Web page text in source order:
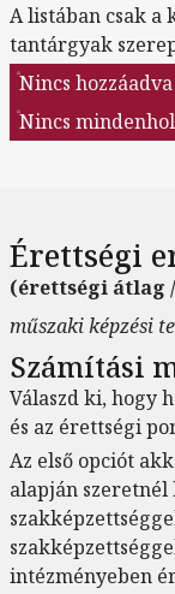
A listában csak a
tantárgyak
Nincs
Nincs
Érettségi
(érettségi átlag
műszaki képzési
Számítási
Válaszd ki, hogy
és az érettségi
Az első opciót
alapján
intézményeben